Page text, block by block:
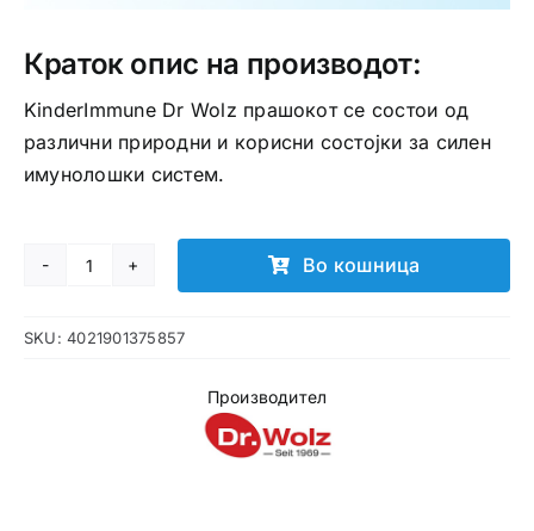
Краток опис на производот:
KinderImmune Dr Wolz прашокот се состои од
различни природни и корисни состојки за силен
имунолошки систем.
KinderImmun
Wolz
Во кошница
SKU:4021901375857
Производител